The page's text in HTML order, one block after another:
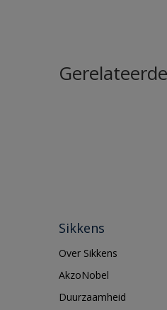
Sikkens
Over Sikkens
AkzoNobel
Duurzaamheid